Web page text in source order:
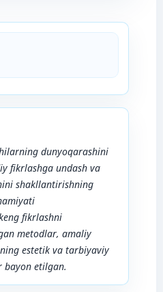
dunyoqarashini
fikrlashga undash va
shakllantirishning
fikrlashni
metodlar, amaliy
estetik va tarbiyaviy
etilgan.